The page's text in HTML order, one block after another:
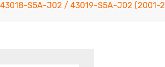
43018-S5A-J02 / 43019-S5A-J02 (2001-